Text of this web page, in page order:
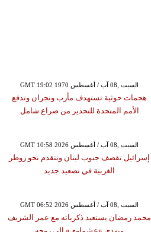
GMT 19:02 1970 السبت ,08 آب / أغسطس
هجمات حوثية تستهدف مأرب ونجران وتدفع
الأمم المتحدة للتحذير من صراع شامل
GMT 10:58 2026 السبت ,08 آب / أغسطس
إسرائيل تقصف جنوب لبنان وتتقدم نحو زوطر
الغربية في تصعيد جديد
GMT 06:52 2026 السبت ,08 آب / أغسطس
محمد رمضان يستعيد ذكرياته مع عمر الشريف